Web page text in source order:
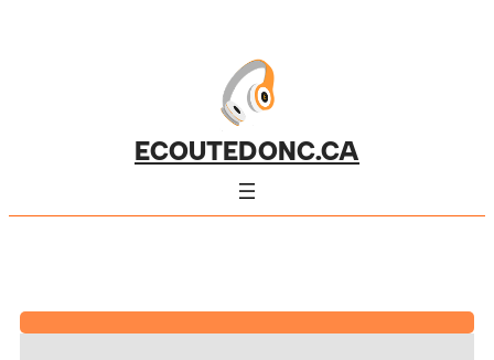
ECOUTEDONC.CA